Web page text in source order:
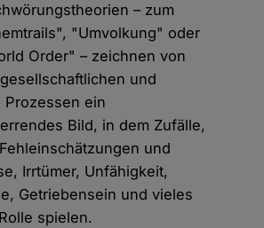
– zum
"Umvolkung" oder
Order" – zeichnen von
und
Prozessen ein
Bild, in dem Zufälle,
und
Irrtümer, Unfähigkeit,
Getriebensein und vieles
spielen.